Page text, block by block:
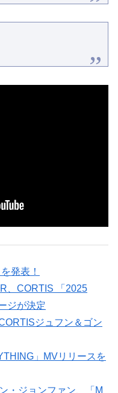
発表！
、CORTIS 「2025
ジが決定
ジュフン＆ゴン
」MVリリースを
・ジョンファン、「M